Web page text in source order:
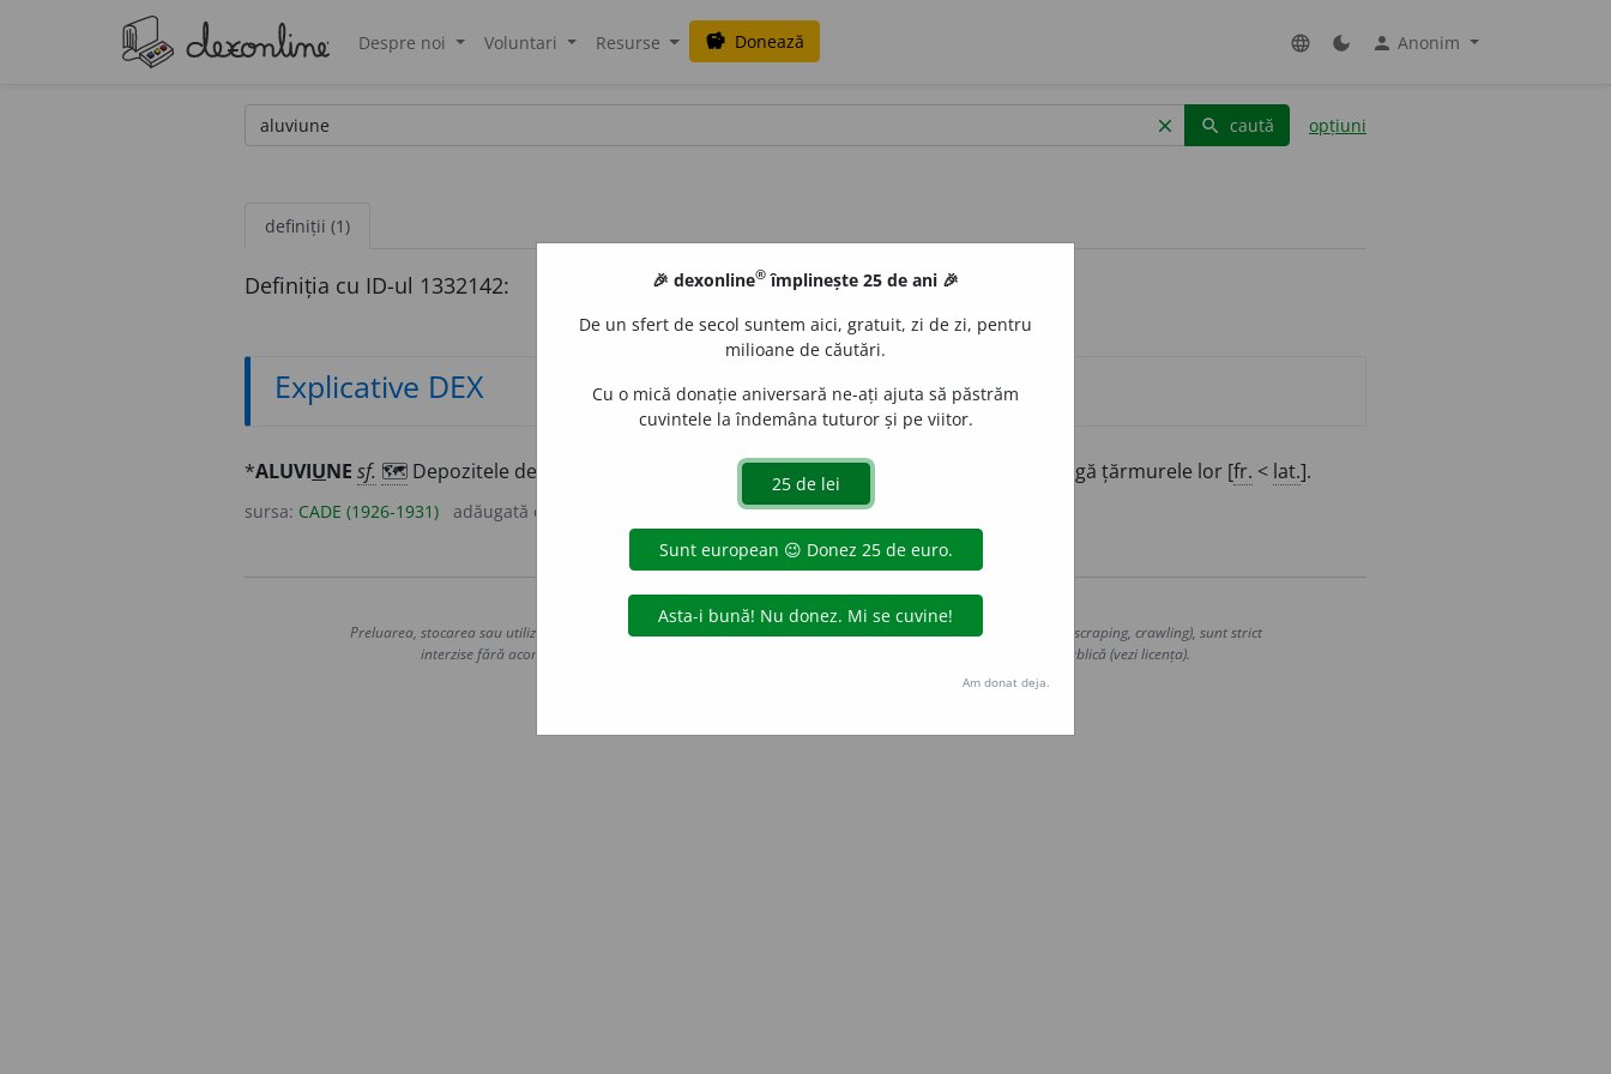
Despre noi Voluntari Resurse savings Donează language dark_mode person Anonim
clear search caută opțiuni
definiții (1)
Definiția cu ID-ul 1332142:
Explicative DEX
*ALUVIUNE sf. 🗺 Depozitele de nămol, nisip, pietriș, etc. aduse de ape și îngrămădite pe lîngă țărmurele lor [fr. < lat.].
sursa: CADE (1926-1931) adăugată de
Copyright © 2004-2026 dexonline (https://dexonline.ro)
Preluarea, stocarea sau utilizarea datelor de pe acest site, inclusiv prin orice metode de extragere automată (web scraping, crawling), sunt strict
interzise fără acordul nostru prealabil scris, cu excepția seturilor de date oferite oficial spre utilizare publică (vezi licența).
Hosterion
🎉 dexonline® împlinește 25 de ani 🎉
De un sfert de secol suntem aici, gratuit, zi de zi, pentru
milioane de căutări.
Cu o mică donație aniversară ne-ați ajuta să păstrăm
cuvintele la îndemâna tuturor și pe viitor.
Am donat deja.